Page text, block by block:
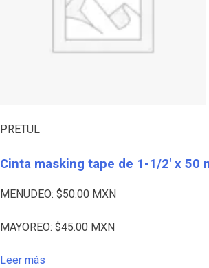
PRETUL
Cinta masking tape de 1-1/2′ x 50
MENUDEO: $50.00 MXN
MAYOREO: $45.00 MXN
Leer más